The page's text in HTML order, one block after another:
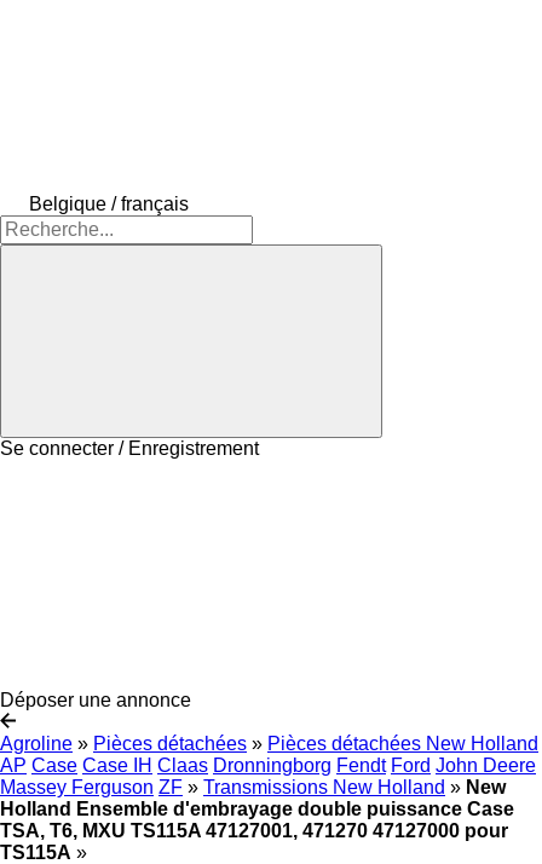
Belgique / français
Se connecter / Enregistrement
Déposer une annonce
Agroline » Pièces détachées » Pièces détachées New Holland
AP Case Case IH Claas Dronningborg Fendt Ford John Deere
Massey Ferguson ZF » Transmissions New Holland » New
Holland Ensemble d'embrayage double puissance Case
TSA, T6, MXU TS115A 47127001, 471270 47127000 pour
TS115A »